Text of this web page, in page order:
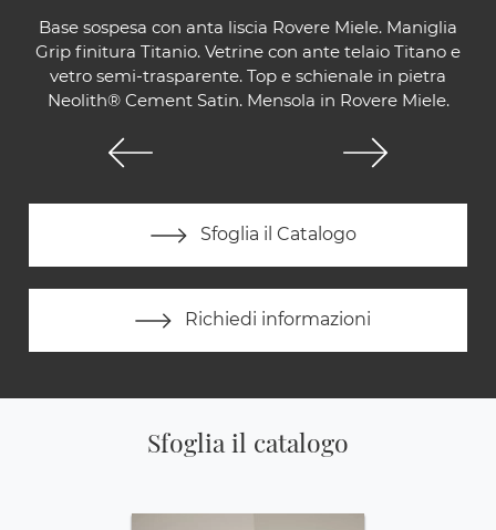
Base sospesa con anta liscia Rovere Miele. Maniglia
Grip finitura Titanio. Vetrine con ante telaio Titano e
vetro semi-trasparente. Top e schienale in pietra
Neolith® Cement Satin. Mensola in Rovere Miele.
Sfoglia il Catalogo
Richiedi informazioni
Sfoglia il catalogo